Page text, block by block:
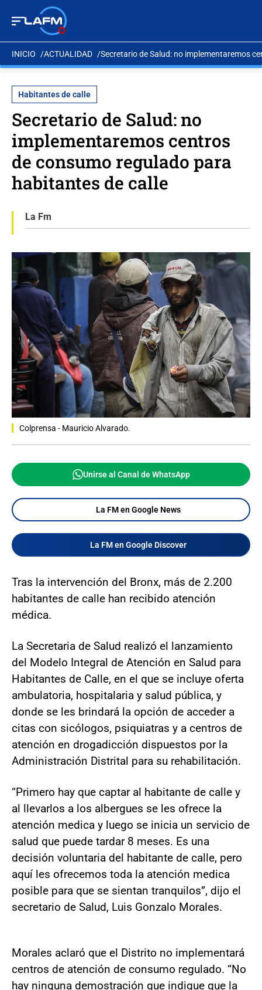
INICIO ACTUALIDAD Secretario de Salud: no implementaremos
Habitantes de calle
Secretario de Salud: no
implementaremos centros
de consumo regulado para
habitantes de calle
La Fm
Colprensa - Mauricio Alvarado.
Unirse al Canal de WhatsApp
La FM en Google News
La FM en Google Discover
Tras la intervención del Bronx, más de 2.200
habitantes de calle han recibido atención
médica.
La Secretaria de Salud realizó el lanzamiento
del Modelo Integral de Atención en Salud para
Habitantes de Calle, en el que se incluye oferta
ambulatoria, hospitalaria y salud pública, y
donde se les brindará la opción de acceder a
citas con sicólogos, psiquiatras y a centros de
atención en drogadicción dispuestos por la
Administración Distrital para su rehabilitación.
“Primero hay que captar al habitante de calle y
al llevarlos a los albergues se les ofrece la
atención medica y luego se inicia un servicio de
salud que puede tardar 8 meses. Es una
decisión voluntaria del habitante de calle, pero
aquí les ofrecemos toda la atención medica
posible para que se sientan tranquilos”, dijo el
secretario de Salud, Luis Gonzalo Morales.
Morales aclaró que el Distrito no implementará
centros de atención de consumo regulado. “No
hay ninguna demostración que indique que la